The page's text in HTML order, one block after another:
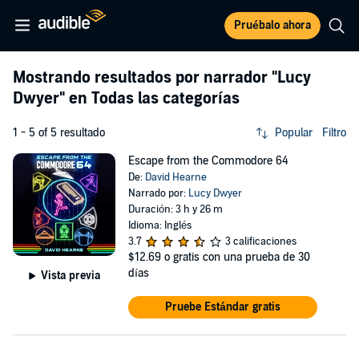
Pruébalo ahora
Mostrando resultados por narrador "Lucy
Dwyer" en Todas las categorías
1 - 5 of 5 resultado Popular Filtro
Vista previa
Escape from the Commodore 64
De: David Hearne
Narrado por: Lucy Dwyer
Duración: 3 h y 26 m
Idioma: Inglés
3.7
3 calificaciones
$12.69 o gratis con una prueba de 30
días
Pruebe Estándar gratis